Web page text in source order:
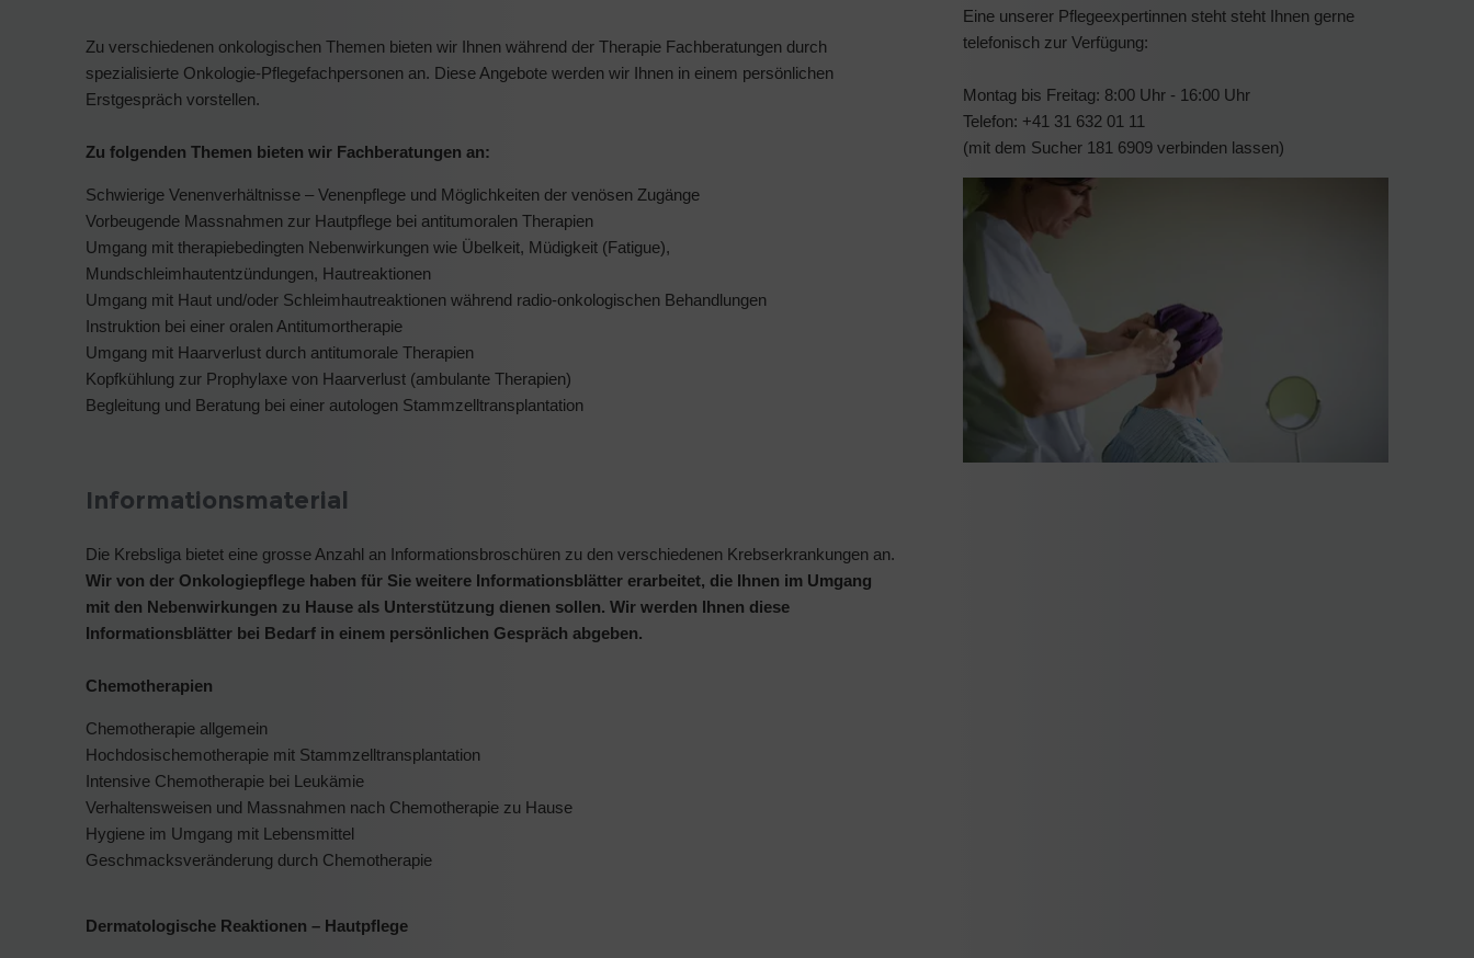
Zu verschiedenen onkologischen Themen bieten wir Ihnen während der Therapie Fachberatungen durch
spezialisierte Onkologie-Pflegefachpersonen an. Diese Angebote werden wir Ihnen in einem persönlichen
Erstgespräch vorstellen.
Zu folgenden Themen bieten wir Fachberatungen an:
Schwierige Venenverhältnisse – Venenpflege und Möglichkeiten der venösen Zugänge
Vorbeugende Massnahmen zur Hautpflege bei antitumoralen Therapien
Umgang mit therapiebedingten Nebenwirkungen wie Übelkeit, Müdigkeit (Fatigue),
Mundschleimhautentzündungen, Hautreaktionen
Umgang mit Haut und/oder Schleimhautreaktionen während radio-onkologischen Behandlungen
Instruktion bei einer oralen Antitumortherapie
Umgang mit Haarverlust durch antitumorale Therapien
Kopfkühlung zur Prophylaxe von Haarverlust (ambulante Therapien)
Begleitung und Beratung bei einer autologen Stammzelltransplantation
Informationsmaterial
Die Krebsliga bietet eine grosse Anzahl an Informationsbroschüren zu den verschiedenen Krebserkrankungen an.
Wir von der Onkologiepflege haben für Sie weitere Informationsblätter erarbeitet, die Ihnen im Umgang
mit den Nebenwirkungen zu Hause als Unterstützung dienen sollen. Wir werden Ihnen diese
Informationsblätter bei Bedarf in einem persönlichen Gespräch abgeben.
Chemotherapien
Chemotherapie allgemein
Hochdosischemotherapie mit Stammzelltransplantation
Intensive Chemotherapie bei Leukämie
Verhaltensweisen und Massnahmen nach Chemotherapie zu Hause
Hygiene im Umgang mit Lebensmittel
Geschmacksveränderung durch Chemotherapie
Dermatologische Reaktionen – Hautpflege
Eine unserer Pflegeexpertinnen steht steht Ihnen gerne
telefonisch zur Verfügung:
Montag bis Freitag: 8:00 Uhr - 16:00 Uhr
Telefon: +41 31 632 01 11
(mit dem Sucher 181 6909 verbinden lassen)